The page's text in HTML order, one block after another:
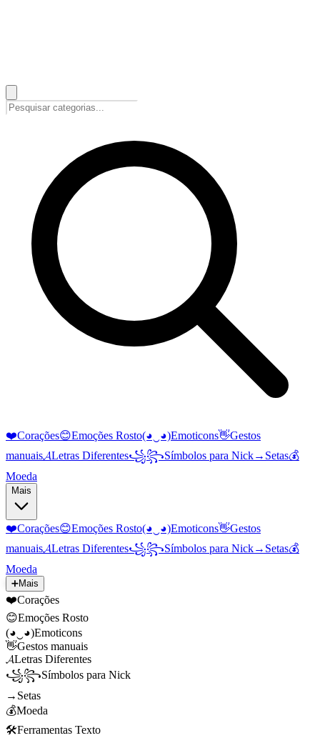
❤️Corações😊Emoções Rosto(◕‿◕)Emoticons👋Gestos
manuais𝓐Letras Diferentes꧁꧂Símbolos para Nick→ Setas💰
Moeda
Mais
❤️Corações😊Emoções Rosto(◕‿◕)Emoticons👋Gestos
manuais𝓐Letras Diferentes꧁꧂Símbolos para Nick→ Setas💰
Moeda
➕Mais
❤️Corações
😊Emoções Rosto
(◕‿◕)Emoticons
👋Gestos manuais
𝓐Letras Diferentes
꧁꧂Símbolos para Nick
→ Setas
💰Moeda
🛠️Ferramentas Texto